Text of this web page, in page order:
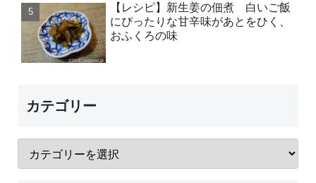
【レシピ】新生姜の佃煮 白いご飯
にぴったりな甘辛味があとをひく、
おふくろの味
カテゴリー